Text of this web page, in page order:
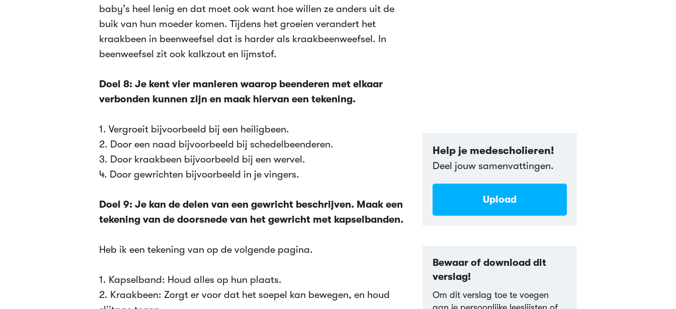
baby’s heel lenig en dat moet ook want hoe willen ze anders uit de
buik van hun moeder komen. Tijdens het groeien verandert het
kraakbeen in beenweefsel dat is harder als kraakbeenweefsel. In
beenweefsel zit ook kalkzout en lijmstof.
Doel 8: Je kent vier manieren waarop beenderen met elkaar
verbonden kunnen zijn en maak hiervan een tekening.
1. Vergroeit bijvoorbeeld bij een heiligbeen.
2. Door een naad bijvoorbeeld bij schedelbeenderen.
3. Door kraakbeen bijvoorbeeld bij een wervel.
4. Door gewrichten bijvoorbeeld in je vingers.
Doel 9: Je kan de delen van een gewricht beschrijven. Maak een
tekening van de doorsnede van het gewricht met kapselbanden.
Heb ik een tekening van op de volgende pagina.
1. Kapselband: Houd alles op hun plaats.
2. Kraakbeen: Zorgt er voor dat het soepel kan bewegen, en houd
Help je medescholieren!
Deel jouw samenvattingen.
Upload
Bewaar of download dit
verslag!
Om dit verslag toe te voegen